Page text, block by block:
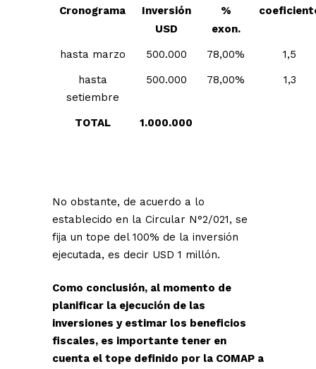
Cronograma
Inversión
USD
%
exon.
hasta marzo 500.000 78,00%
1,5
hasta
setiembre
500.000 78,00% 1,3
TOTAL 1.000.000
No obstante, de acuerdo a lo
establecido en la Circular N°2/021, se
fija un tope del 100% de la inversión
ejecutada, es decir USD 1 millón.
Como conclusión, al momento de
planificar la ejecución de las
inversiones y estimar los beneficios
fiscales, es importante tener en
cuenta el tope definido por la COMAP a